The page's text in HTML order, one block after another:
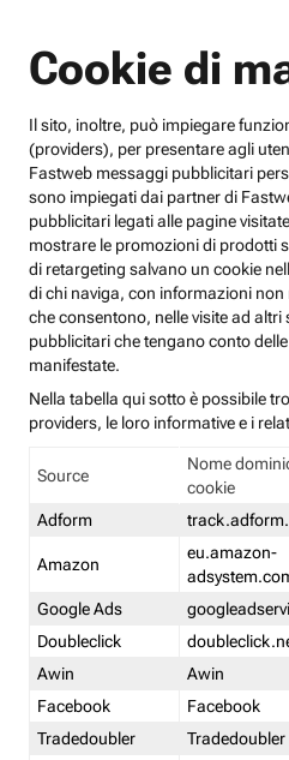
Cookie di
Il sito, inoltre, può impiegare
(providers), per presentare agli
Fastweb messaggi pubblicitari
sono impiegati dai partner di
pubblicitari legati alle pagine
mostrare le promozioni di prodotti
di retargeting salvano un cookie
di chi naviga, con informazioni
che consentono, nelle visite ad
pubblicitari che tengano conto
manifestate.
Nella tabella qui sotto è possibile
providers, le loro informative e i
Source
Nome
cookie
Adform
Amazon
eu.amazon-
Google Ads
Doubleclick
Awin
Awin
Facebook
Facebook
Tradedoubler
Tradedoubler